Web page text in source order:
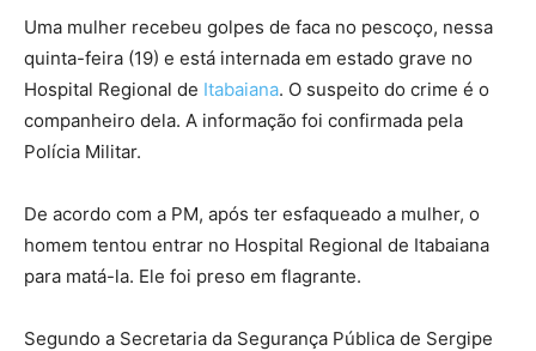
Uma mulher recebeu golpes de faca no pescoço, nessa
quinta-feira (19) e está internada em estado grave no
Hospital Regional de Itabaiana. O suspeito do crime é o
companheiro dela. A informação foi confirmada pela
Polícia Militar.
De acordo com a PM, após ter esfaqueado a mulher, o
homem tentou entrar no Hospital Regional de Itabaiana
para matá-la. Ele foi preso em flagrante.
Segundo a Secretaria da Segurança Pública de Sergipe